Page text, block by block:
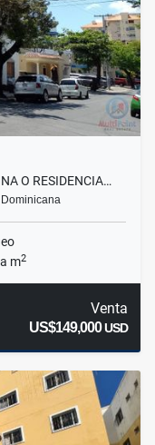
O RESIDENCIA…
m2
Venta
US$149,000USD